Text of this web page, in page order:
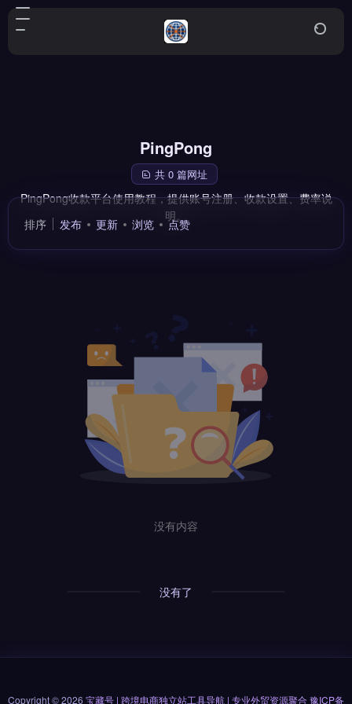
PingPong
共 0 篇网址
PingPong收款平台使用教程，提供账号注册、收款设置、费率说
明。
排序 发布 更新 浏览 点赞
没有内容
没有了
Copyright © 2026 宝藏号 | 跨境电商独立站工具导航 | 专业外贸资源聚合豫ICP备